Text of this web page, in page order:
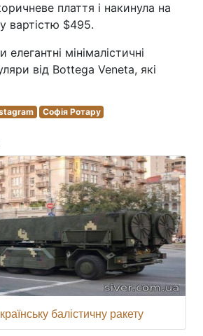
плаття і накинула на
вартістю $495.
мінімалістичні
від Bottega Veneta, які
Софія Ротару
балістичну ракету